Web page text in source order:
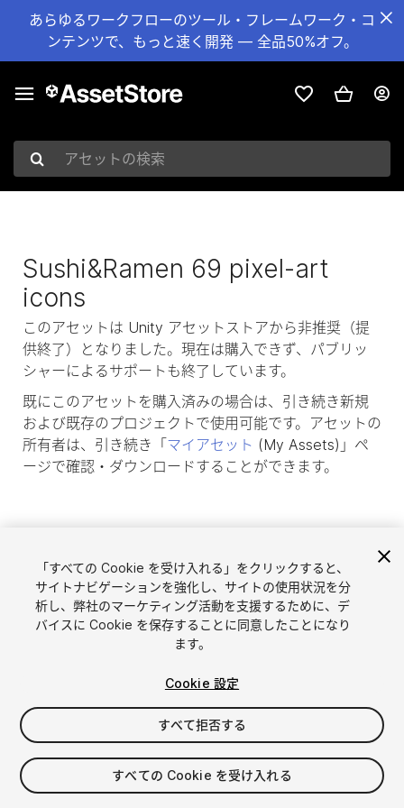
あらゆるワークフローのツール・フレームワーク・コ
ンテンツで、もっと速く開発 — 全品50%オフ。
アセットの検索
Sushi&Ramen 69 pixel-art
icons
このアセットは Unity アセットストアから非推奨（提
供終了）となりました。現在は購入できず、パブリッ
シャーによるサポートも終了しています。
既にこのアセットを購入済みの場合は、引き続き新規
および既存のプロジェクトで使用可能です。アセットの
所有者は、引き続き「 マイアセット (My Assets)」ペ
ージで確認・ダウンロードすることができます。
English
简体中文
한국어
日本語
アセットを販売
販売審査ガイドライン
Asset Store Tools
パブリッシャー管理画面
「すべての Cookie を受け入れる」をクリックすると、
サイトナビゲーションを強化し、サイトの使用状況を分
析し、弊社のマーケティング活動を支援するために、デ
バイスに Cookie を保存することに同意したことになり
ます。
Cookie 設定
すべて拒否する
すべての Cookie を受け入れる